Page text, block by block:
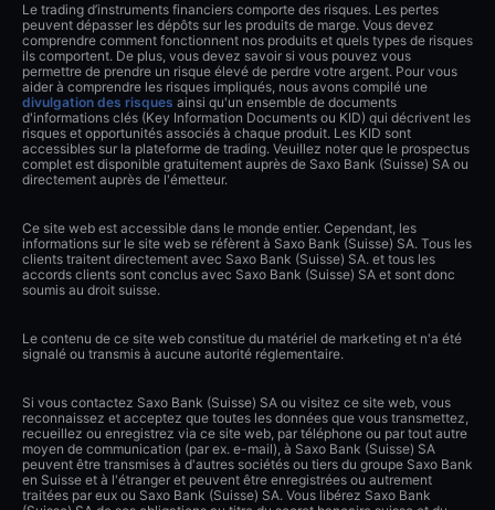
Le trading d’instruments financiers comporte des risques. Les pertes
peuvent dépasser les dépôts sur les produits de marge. Vous devez
comprendre comment fonctionnent nos produits et quels types de risques
ils comportent. De plus, vous devez savoir si vous pouvez vous
permettre de prendre un risque élevé de perdre votre argent. Pour vous
aider à comprendre les risques impliqués, nous avons compilé une
divulgation des risques ainsi qu'un ensemble de documents
d'informations clés (Key Information Documents ou KID) qui décrivent les
risques et opportunités associés à chaque produit. Les KID sont
accessibles sur la plateforme de trading. Veuillez noter que le prospectus
complet est disponible gratuitement auprès de Saxo Bank (Suisse) SA ou
directement auprès de l'émetteur.
Ce site web est accessible dans le monde entier. Cependant, les
informations sur le site web se réfèrent à Saxo Bank (Suisse) SA. Tous les
clients traitent directement avec Saxo Bank (Suisse) SA. et tous les
accords clients sont conclus avec Saxo Bank (Suisse) SA et sont donc
soumis au droit suisse.
Le contenu de ce site web constitue du matériel de marketing et n'a été
signalé ou transmis à aucune autorité réglementaire.
Si vous contactez Saxo Bank (Suisse) SA ou visitez ce site web, vous
reconnaissez et acceptez que toutes les données que vous transmettez,
recueillez ou enregistrez via ce site web, par téléphone ou par tout autre
moyen de communication (par ex. e-mail), à Saxo Bank (Suisse) SA
peuvent être transmises à d'autres sociétés ou tiers du groupe Saxo Bank
en Suisse et à l'étranger et peuvent être enregistrées ou autrement
traitées par eux ou Saxo Bank (Suisse) SA. Vous libérez Saxo Bank